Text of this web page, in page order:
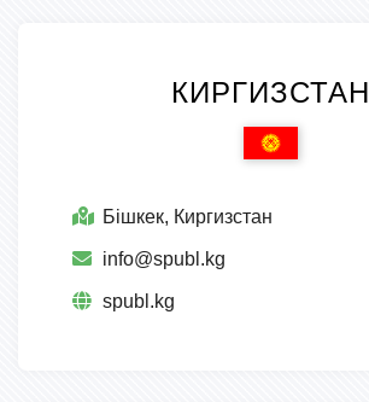
КИРГИЗСТАН
Бішкек, Киргизстан
info@spubl.kg
spubl.kg